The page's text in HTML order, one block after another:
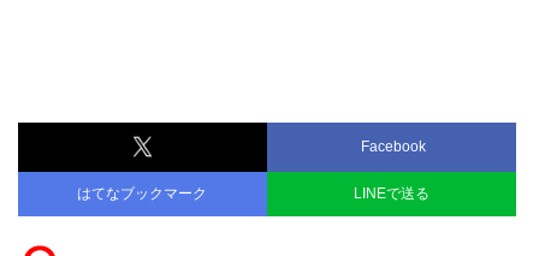
Facebook
はてなブックマーク LINEで送る